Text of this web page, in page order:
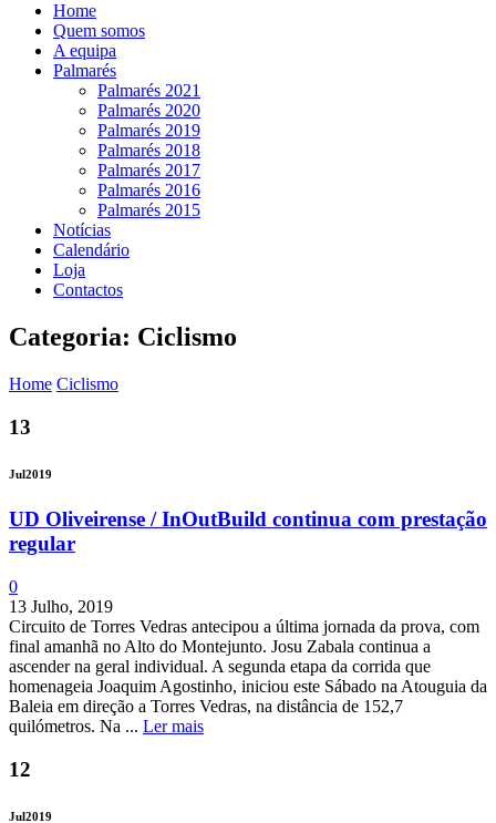
Home
Quem somos
A equipa
Palmarés
Palmarés 2021
Palmarés 2020
Palmarés 2019
Palmarés 2018
Palmarés 2017
Palmarés 2016
Palmarés 2015
Notícias
Calendário
Loja
Contactos
Categoria: Ciclismo
Home Ciclismo
13
Jul2019
UD Oliveirense / InOutBuild continua com prestação
regular
0
13 Julho, 2019
Circuito de Torres Vedras antecipou a última jornada da prova, com
final amanhã no Alto do Montejunto. Josu Zabala continua a
ascender na geral individual. A segunda etapa da corrida que
homenageia Joaquim Agostinho, iniciou este Sábado na Atouguia da
Baleia em direção a Torres Vedras, na distância de 152,7
quilómetros. Na ... Ler mais
12
Jul2019